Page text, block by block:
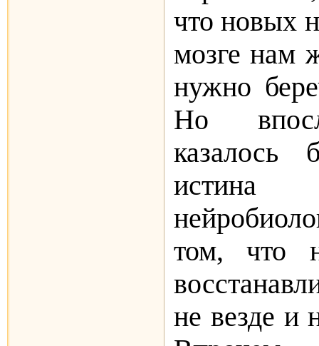
что новых
мозге нам
нужно
Но
казалось
истина
том, что
не везде и